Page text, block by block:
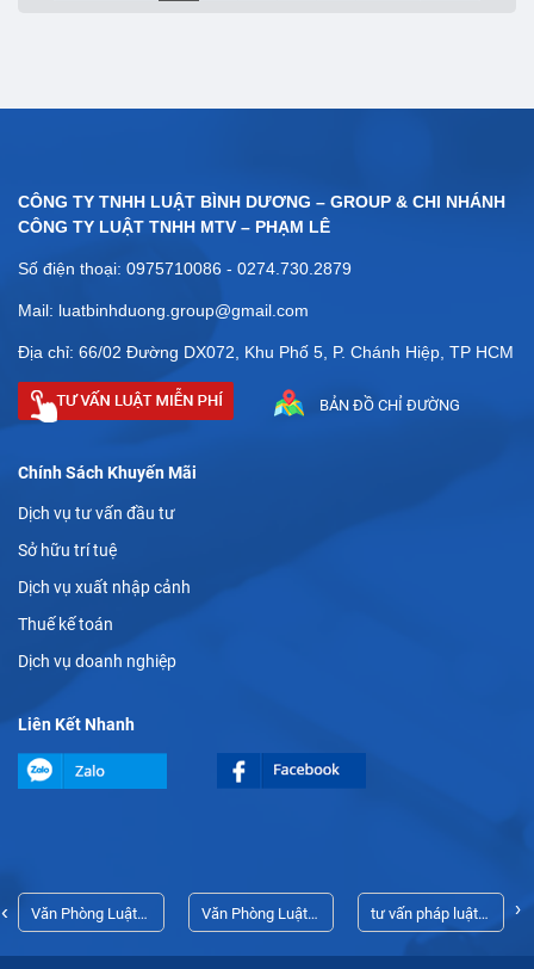
CÔNG TY TNHH LUẬT BÌNH DƯƠNG – GROUP & CHI NHÁNH
CÔNG TY LUẬT TNHH MTV – PHẠM LÊ
Số điện thoại: 0975710086 - 0274.730.2879
Mail: luatbinhduong.group@gmail.com
Địa chỉ: 66/02 Đường DX072, Khu Phố 5, P. Chánh Hiệp, TP HCM
BẢN ĐỒ CHỈ ĐƯỜNG
Chính Sách Khuyến Mãi
Dịch vụ tư vấn đầu tư
Sở hữu trí tuệ
Dịch vụ xuất nhập cảnh
Thuế kế toán
Dịch vụ doanh nghiệp
Liên Kết Nhanh
Văn Phòng Luật
Sư Thủ Dầu Một
Văn Phòng Luật
Sư Thủ Dầu Một
tư vấn pháp luật
doanh nghiệp
‹ ›